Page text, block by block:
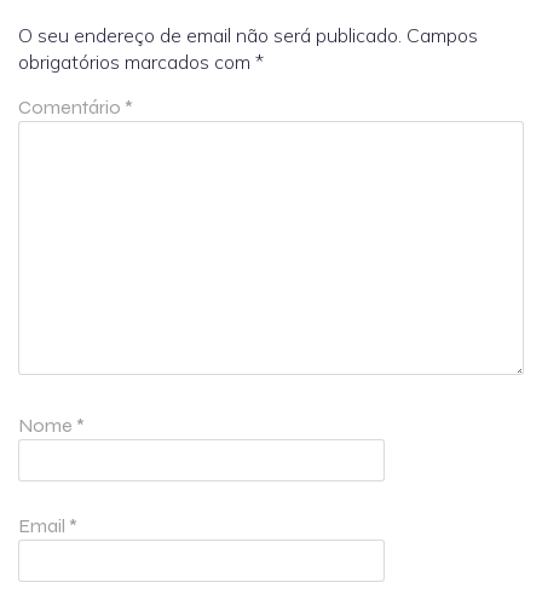
O seu endereço de email não será publicado. Campos
obrigatórios marcados com *
Comentário *
Nome *
Email *